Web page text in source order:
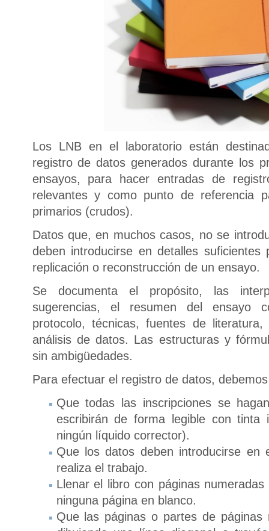
Los LNB en el laboratorio están
registro de datos generados durante los
ensayos, para hacer entradas de
relevantes y como punto de referencia
primarios (crudos).
Datos que, en muchos casos, no se
deben introducirse en detalles
replicación o reconstrucción de un ensayo.
Se documenta el propósito, las
sugerencias, el resumen del ensayo
protocolo, técnicas, fuentes de
análisis de datos. Las estructuras y
sin ambigüedades.
Para efectuar el registro de datos,
Que todas las inscripciones se
escribirán de forma legible con tinta
ningún líquido corrector).
Que los datos deben introducirse
realiza el trabajo.
Llenar el libro con páginas
ninguna página en blanco.
Que las páginas o partes de páginas